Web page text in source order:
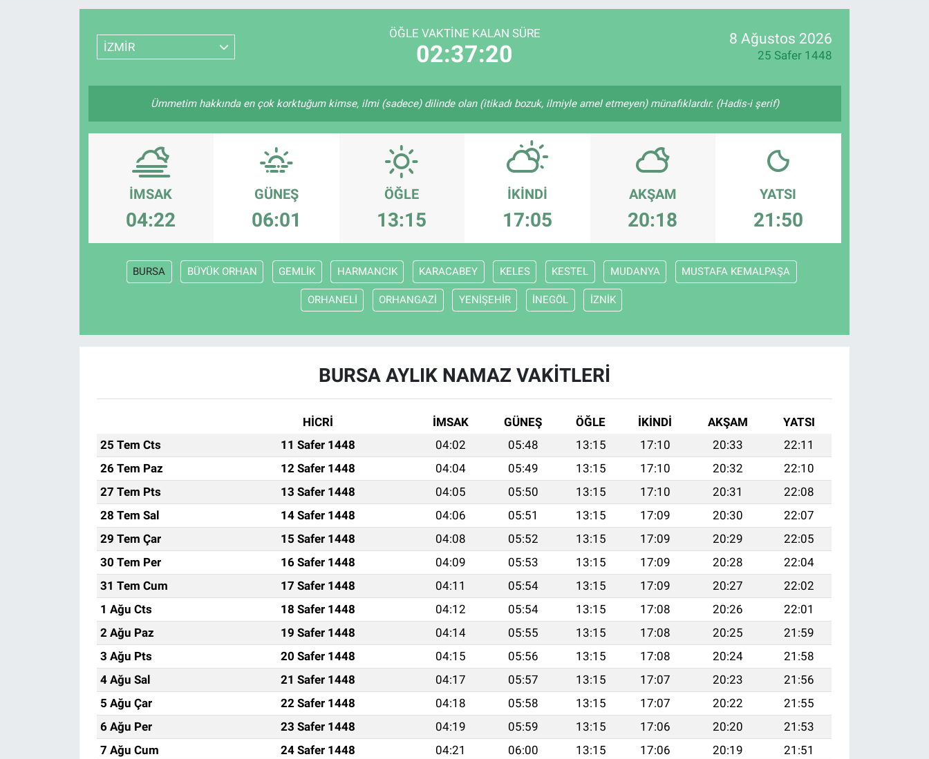
EURO
İZMİR
ÖĞLE VAKTINE KALAN SÜRE
02:37:19
8 Ağustos 2026
25 Safer 1448
Ümmetim hakkında en çok korktuğum kimse, ilmi (sadece) dilinde olan (itikadı bozuk, ilmiyle amel etmeyen) münafıklardır. (Hadis-i şerif)
İMSAK
04:22
GÜNEŞ
06:01
ÖĞLE
13:15
İKINDI
17:05
AKŞAM
20:18
YATSI
21:50
BURSA BÜYÜK ORHAN GEMLİK HARMANCIK KARACABEY KELES KESTEL MUDANYA MUSTAFA KEMALPAŞA
ORHANELİ ORHANGAZİ YENİŞEHİR İNEGÖL İZNİK
BURSA AYLIK NAMAZ VAKITLERI
HİCRİ İMSAK GÜNEŞ ÖĞLE İKINDI AKŞAM
YATSI
25 Tem Cts
11 Safer 1448 04:02 05:48 13:15 17:10 20:33
22:11
26 Tem Paz
12 Safer 1448 04:04 05:49 13:15 17:10 20:32
22:10
27 Tem Pts
13 Safer 1448 04:05 05:50 13:15 17:10 20:31
22:08
28 Tem Sal
14 Safer 1448 04:06 05:51 13:15 17:09 20:30
22:07
29 Tem Çar
15 Safer 1448 04:08 05:52 13:15 17:09 20:29
22:05
30 Tem Per
16 Safer 1448 04:09 05:53 13:15 17:09 20:28
22:04
31 Tem Cum
17 Safer 1448 04:11 05:54 13:15 17:09 20:27
22:02
1 Ağu Cts
18 Safer 1448 04:12 05:54 13:15 17:08 20:26
22:01
2 Ağu Paz
19 Safer 1448 04:14 05:55 13:15 17:08 20:25
21:59
3 Ağu Pts
20 Safer 1448 04:15 05:56 13:15 17:08 20:24
21:58
4 Ağu Sal
21 Safer 1448 04:17 05:57 13:15 17:07 20:23
21:56
5 Ağu Çar
22 Safer 1448 04:18 05:58 13:15 17:07 20:22
21:55
6 Ağu Per
23 Safer 1448 04:19 05:59 13:15 17:06 20:20
21:53
7 Ağu Cum
24 Safer 1448 04:21 06:00 13:15 17:06 20:19
21:51
Resmi Reklam